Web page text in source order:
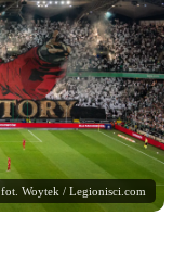
fot. Woytek / Legionisci.com